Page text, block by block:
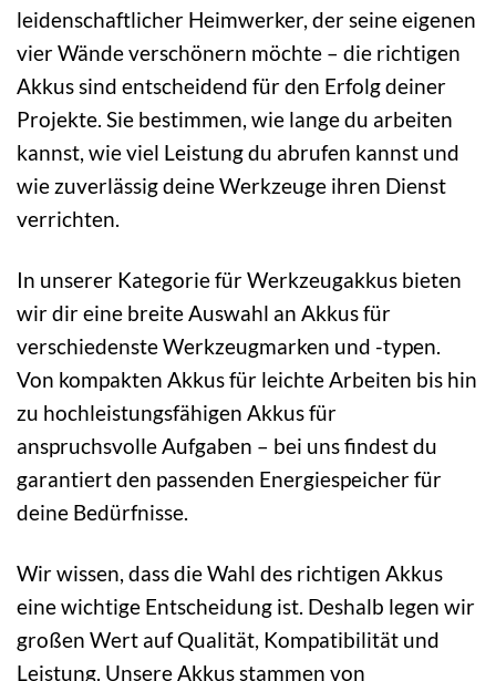
leidenschaftlicher Heimwerker, der seine eigenen
vier Wände verschönern möchte – die richtigen
Akkus sind entscheidend für den Erfolg deiner
Projekte. Sie bestimmen, wie lange du arbeiten
kannst, wie viel Leistung du abrufen kannst und
wie zuverlässig deine Werkzeuge ihren Dienst
verrichten.
In unserer Kategorie für Werkzeugakkus bieten
wir dir eine breite Auswahl an Akkus für
verschiedenste Werkzeugmarken und -typen.
Von kompakten Akkus für leichte Arbeiten bis hin
zu hochleistungsfähigen Akkus für
anspruchsvolle Aufgaben – bei uns findest du
garantiert den passenden Energiespeicher für
deine Bedürfnisse.
Wir wissen, dass die Wahl des richtigen Akkus
eine wichtige Entscheidung ist. Deshalb legen wir
großen Wert auf Qualität, Kompatibilität und
Leistung. Unsere Akkus stammen von